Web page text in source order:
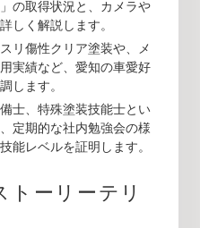
の取得状況と、カメラや
しく解説します。
スリ傷性クリア塗装や、メ
実績など、愛知の車愛好
します。
備士、特殊塗装技能士とい
定期的な社内勉強会の様
能レベルを証明します。
トーリーテリ